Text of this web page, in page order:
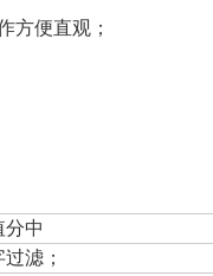
方便直观；
中
滤；